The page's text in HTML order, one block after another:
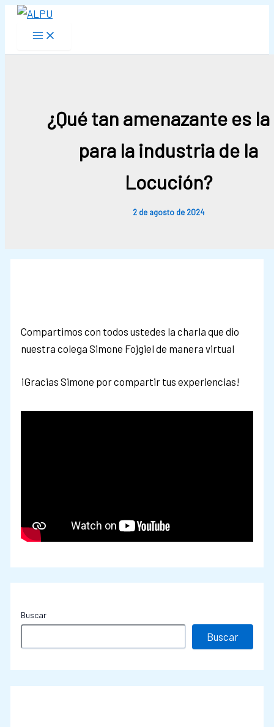
Skip
¿Qué tan amenazante es la
para la industria de la
Locución?
2 de agosto de 2024
Compartimos con todos ustedes la charla que dio
nuestra colega Simone Fojgiel de manera virtual
¡Gracias Simone por compartir tus experiencias!
Buscar
Buscar